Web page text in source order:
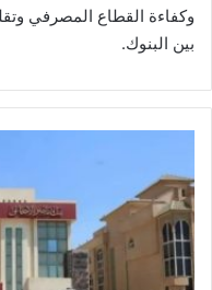
وكفاءة القطاع المصرفي
بين البنوك.
الاجتماعي"
يطلق
منتج
جديد
لصرف